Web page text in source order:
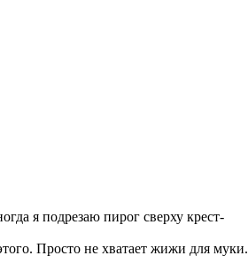
я подрезаю пирог сверху крест-
Просто не хватает жижи для муки.